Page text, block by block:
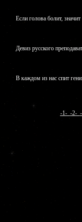
Если голова болит, значит
Девиз русского
В каждом из нас спит
-1- -2-